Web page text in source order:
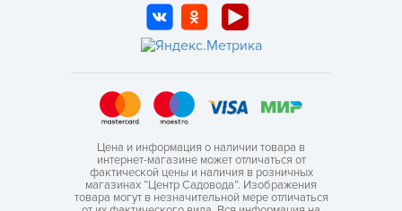
Цена и информация о наличии товара в
интернет-магазине может отличаться от
фактической цены и наличия в розничных
магазинах “Центр Садовода”. Изображения
товара могут в незначительной мере отличаться